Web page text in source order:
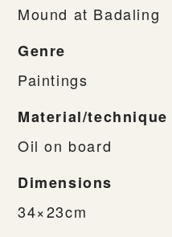
Mound at Badaling
Genre
Paintings
Material/technique
Oil on board
Dimensions
34×23cm